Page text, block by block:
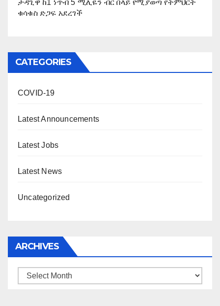
ታዳጊዋ ከ1 ነጥብ 5 ሚሊዬን ብር በላይ የሚያወጣ የትምህርት
ቁሳቁስ ድጋፍ አደረገች
CATEGORIES
COVID-19
Latest Announcements
Latest Jobs
Latest News
Uncategorized
ARCHIVES
Archives